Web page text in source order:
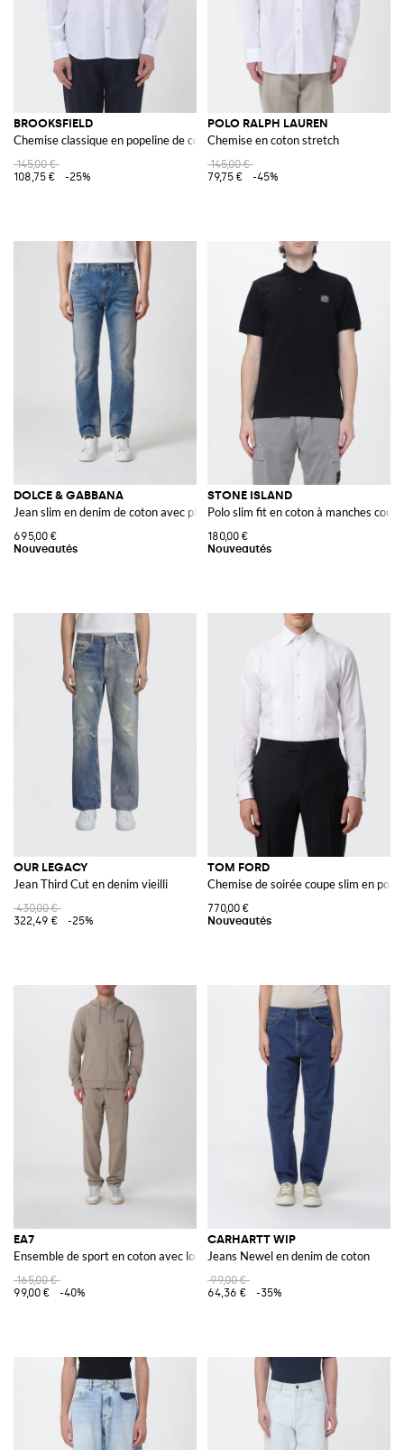
BROOKSFIELD
Chemise classique en popeline de coton
145,00 €
108,75 €
-25%
POLO RALPH LAUREN
Chemise en coton stretch
145,00 €
79,75 €
-45%
DOLCE & GABBANA
Jean slim en denim de coton avec plaque logo
695,00 €
STONE ISLAND
Polo slim fit en coton à manches
180,00 €
OUR LEGACY
Jean Third Cut en denim vieilli
430,00 €
322,49 €
-25%
TOM FORD
Chemise de soirée coupe slim en
770,00 €
EA7
Ensemble de sport en coton avec logo
165,00 €
99,00 €
-40%
CARHARTT WIP
Jeans Newel en denim de coton
99,00 €
64,36 €
-35%